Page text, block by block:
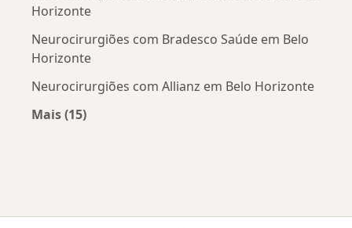
Horizonte
Neurocirurgiões com Bradesco Saúde em Belo
Horizonte
Neurocirurgiões com Allianz em Belo Horizonte
Mais (15)